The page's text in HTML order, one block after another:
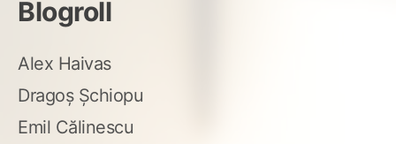
Blogroll
Alex Haivas
Dragoș Șchiopu
Emil Călinescu